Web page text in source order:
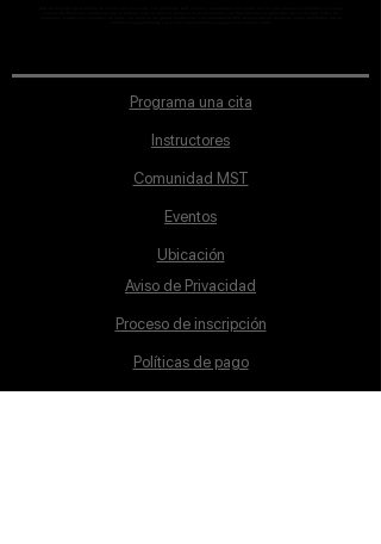
Programa una cita
Instructores
Comunidad MST
Eventos
Ubicación
Aviso de Privacidad
Proceso de inscripción
Políticas de pago